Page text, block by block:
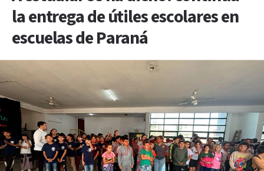
la entrega de útiles escolares en
escuelas de Paraná